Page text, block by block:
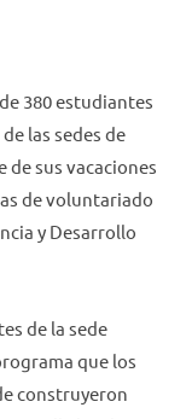
380 estudiantes
las sedes de
de sus vacaciones
de voluntariado
y Desarrollo
de la sede
que los
construyeron